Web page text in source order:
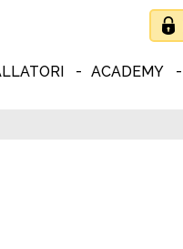
ACADEMY